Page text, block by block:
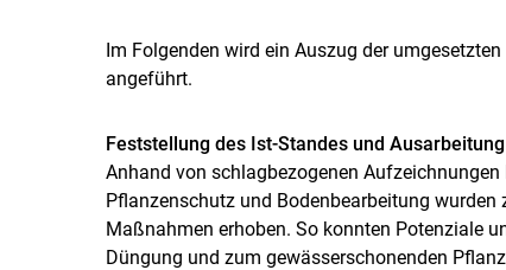
Im Folgenden wird ein Auszug der
angeführt.
Feststellung des Ist-Standes und
Anhand von schlagbezogenen
Pflanzenschutz und Bodenbearbeitung
Maßnahmen erhoben. So konnten Potenziale
Düngung und zum gewässerschonenden